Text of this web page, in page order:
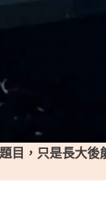
目，只是長大